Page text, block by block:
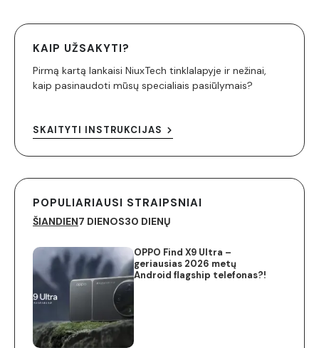
KAIP UŽSAKYTI?
Pirmą kartą lankaisi NiuxTech tinklalapyje ir nežinai,
kaip pasinaudoti mūsų specialiais pasiūlymais?
SKAITYTI INSTRUKCIJAS
POPULIARIAUSI STRAIPSNIAI
ŠIANDIEN7 DIENOS30 DIENŲ
OPPO Find X9 Ultra –
geriausias 2026 metų
Android flagship telefonas?!